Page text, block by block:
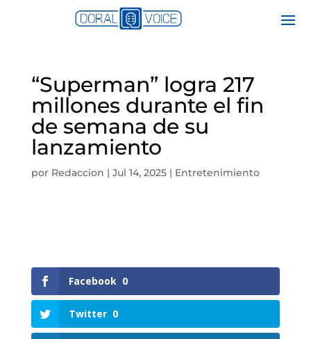
“Superman” logra 217
millones durante el fin
de semana de su
lanzamiento
por Redaccion | Jul 14, 2025| Entretenimiento
Facebook 0
Twitter 0